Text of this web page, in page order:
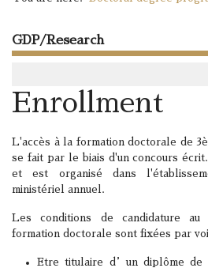
GDP/Research
Enrollment
L'accès à la formation doctorale de
se fait par le biais d'un concours
et est organisé dans
ministériel annuel.
Les conditions de candidature
formation doctorale sont fixées par
Etre titulaire d’un diplôme de